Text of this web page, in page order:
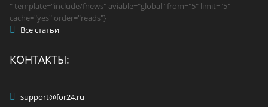
" template="include/fnews" aviable="global" from="5" limit="5"
cache="yes" order="reads"}
Все статьи
КОНТАКТЫ:
support@for24.ru